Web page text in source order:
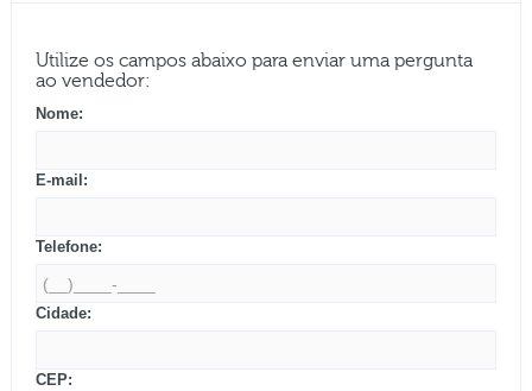
Utilize os campos abaixo para enviar uma pergunta
ao vendedor:
Nome:
E-mail:
Telefone:
Cidade:
CEP: